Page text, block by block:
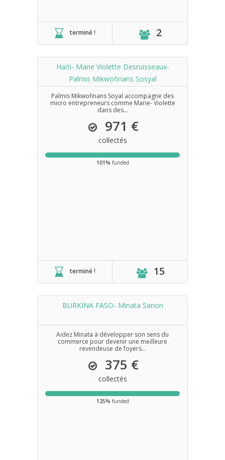
terminé ! 2
Haïti- Marie Violette Desruisseaux-
Palmis Mikwofinans Sosyal
Palmis Mikwofinans Soyal accompagne des
micro entrepreneurs comme Marie- Violette
dans des...
971 €
collectés
101% funded
terminé ! 15
BURKINA FASO- Minata Sanon
Aidez Minata à développer son sens du
commerce pour devenir une meilleure
revendeuse de foyers...
375 €
collectés
125% funded